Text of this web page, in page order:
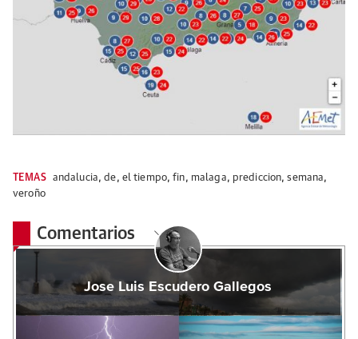
TEMAS andalucia,de, el tiempo,fin, malaga, prediccion,semana,
veroño
Comentarios
Jose Luis Escudero Gallegos